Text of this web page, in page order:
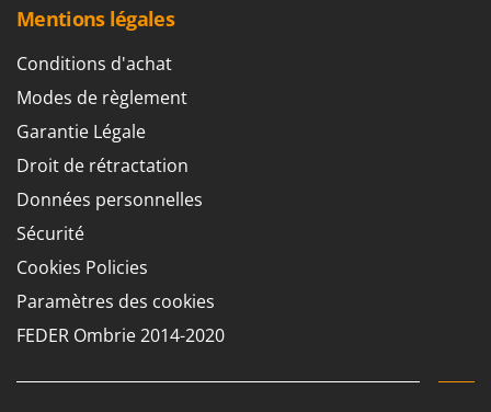
S
S.T.P.
Santos
Sbaraglia
Schnitzer
Seven Italy
Shark
Silky
Simatech
Sirman
Skil
Mentions légales
Conditions d'achat
Modes de règlement
Garantie Légale
Droit de rétractation
Données personnelles
Sécurité
Cookies Policies
Paramètres des cookies
FEDER Ombrie 2014-2020